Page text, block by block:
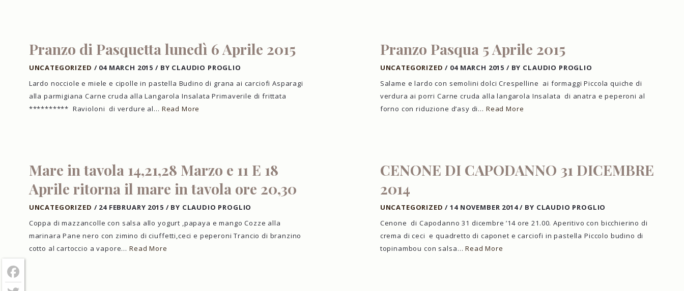
Pranzo di Pasquetta lunedì 6 Aprile 2015
UNCATEGORIZED / 04 MARCH 2015 / BY CLAUDIO PROGLIO
Lardo nocciole e miele e cipolle in pastella Budino di grana ai carciofi Asparagi
alla parmigiana Carne cruda alla Langarola Insalata Primaverile di frittata
********** Ravioloni di verdure al… Read More
Pranzo Pasqua 5 Aprile 2015
UNCATEGORIZED / 04 MARCH 2015 / BY CLAUDIO PROGLIO
Salame e lardo con semolini dolci Crespelline ai formaggi Piccola quiche di
verdura ai porri Carne cruda alla langarola Insalata di anatra e peperoni al
forno con riduzione d’asy di… Read More
Mare in tavola 14,21,28 Marzo e 11 E 18
Aprile ritorna il mare in tavola ore 20,30
UNCATEGORIZED / 24 FEBRUARY 2015 / BY CLAUDIO PROGLIO
Coppa di mazzancolle con salsa allo yogurt ,papaya e mango Cozze alla
marinara Pane nero con zimino di ciuffetti,ceci e peperoni Trancio di branzino
cotto al cartoccio a vapore…Read More
CENONE DI CAPODANNO 31 DICEMBRE
2014
UNCATEGORIZED /14 NOVEMBER 2014 / BY CLAUDIO PROGLIO
Cenone di Capodanno 31 dicembre ’14 ore 21.00. Aperitivo con bicchierino di
crema di ceci e quadretto di caponet e carciofi in pastella Piccolo budino di
topinambou con salsa…Read More
Facebook